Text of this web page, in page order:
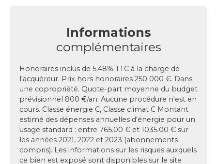
Informations
complémentaires
Honoraires inclus de 5.48% TTC à la charge de
l'acquéreur. Prix hors honoraires 250 000 €. Dans
une copropriété. Quote-part moyenne du budget
prévisionnel 800 €/an. Aucune procédure n'est en
cours. Classe énergie C, Classe climat C Montant
estimé des dépenses annuelles d'énergie pour un
usage standard : entre 765.00 € et 1035.00 € sur
les années 2021, 2022 et 2023 (abonnements
compris). Les informations sur les risques auxquels
ce bien est exposé sont disponibles sur le site